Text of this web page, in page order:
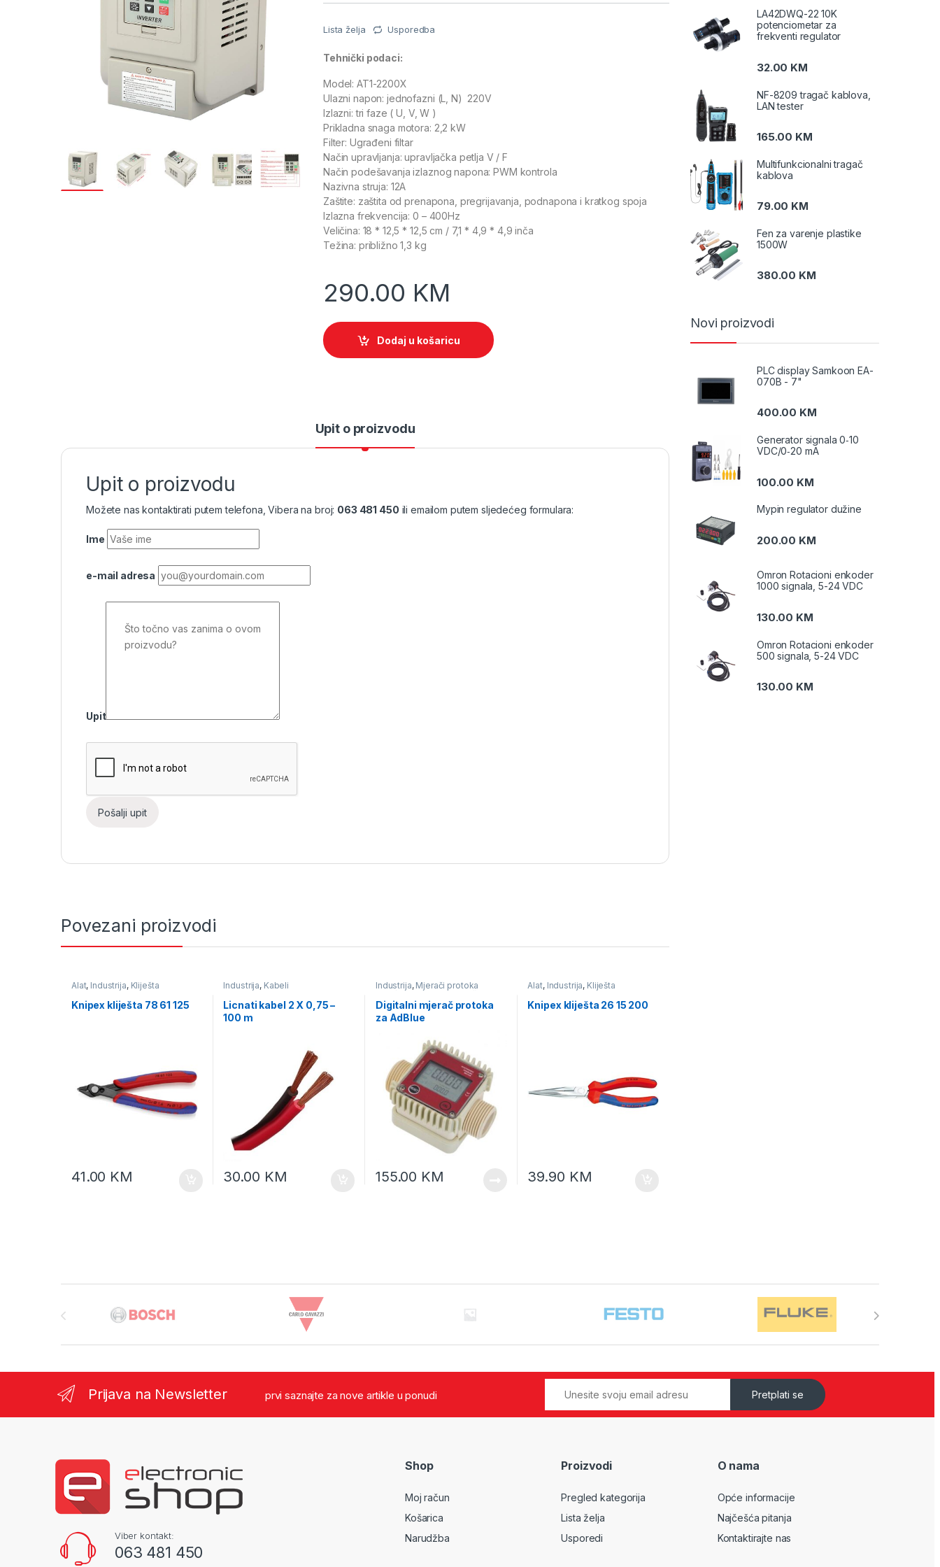
Lista želja Usporedba
Tehnički podaci:
Model: AT1-2200X
Ulazni napon: jednofazni (L, N) 220V
Izlazni: tri faze ( U, V, W )
Prikladna snaga motora: 2,2 kW
Filter: Ugrađeni filtar
Način upravljanja: upravljačka petlja V / F
Način podešavanja izlaznog napona: PWM kontrola
Nazivna struja: 12A
Zaštite: zaštita od prenapona, pregrijavanja, podnapona i kratkog spoja
Izlazna frekvencija: 0 – 400Hz
Veličina: 18 * 12,5 * 12,5 cm / 7,1 * 4,9 * 4,9 inča
Težina: približno 1,3 kg
290.00 KM
Dodaj u košaricu
Upit o proizvodu
Upit o proizvodu
Možete nas kontaktirati putem telefona, Vibera na broj: 063 481 450 ili emailom putem sljedećeg formulara:
Ime
e-mail adresa
Upit
Povezani proizvodi
Alat, Industrija, Kliješta
Knipex kliješta 78 61 125
41.00 KM
Industrija, Kabeli
Licnati kabel 2 X 0,75 –
100 m
30.00 KM
Industrija, Mjerači protoka
tekućine
Pumpe i mjerači
protika tekućine
Digitalni mjerač protoka
za AdBlue
155.00 KM
Alat, Industrija, Kliješta
Knipex kliješta 26 15 200
39.90 KM
LA42DWQ-22 10K
potenciometar za
frekventi regulator
32.00 KM
NF-8209 tragač kablova,
LAN tester
165.00 KM
Multifunkcionalni tragač
kablova
79.00 KM
Fen za varenje plastike
1500W
380.00 KM
Novi proizvodi
PLC display Samkoon EA-
070B - 7"
400.00 KM
Generator signala 0‑10
VDC/0‑20 mA
100.00 KM
Mypin regulator dužine
200.00 KM
Omron Rotacioni enkoder
1000 signala, 5-24 VDC
130.00 KM
Omron Rotacioni enkoder
500 signala, 5-24 VDC
130.00 KM
Prijava na Newsletter prvi saznajte za nove artikle u ponudi Pretplati se
Viber kontakt:
063 481 450
Shop
Moj račun
Košarica
Narudžba
Proizvodi
Pregled kategorija
Lista želja
Usporedi
O nama
Opće informacije
Najčešća pitanja
Kontaktirajte nas